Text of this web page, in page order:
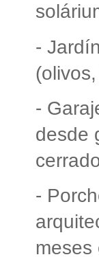
-
-
desde
-
meses